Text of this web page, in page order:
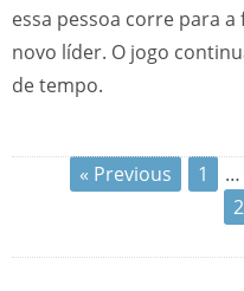
essa pessoa corre para
novo líder. O jogo
de tempo.
« Previous 1 …